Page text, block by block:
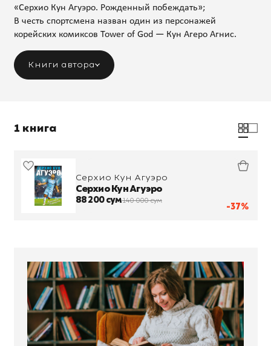
«Серхио Кун Агуэро. Рожденный побеждать»;
В честь спортсмена назван один из персонажей
корейских комиксов Tower of God — Кун Агеро Агнис.
Книги автора
1 книга
-37%
Серхио Кун Агуэро
Серхио Кун Агуэро
88 200 сум140 000 сум